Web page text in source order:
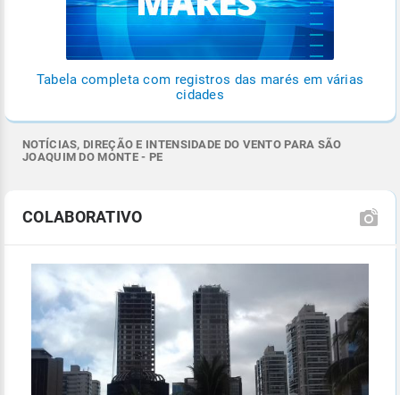
Tabela completa com registros das marés em várias
cidades
NOTÍCIAS, DIREÇÃO E INTENSIDADE DO VENTO PARA SÃO
JOAQUIM DO MONTE - PE
COLABORATIVO